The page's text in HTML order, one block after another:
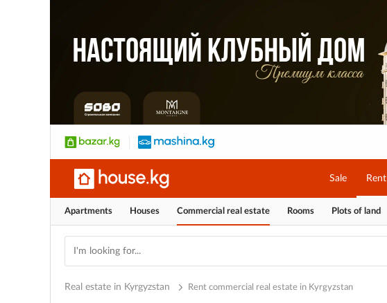
Sale Rent
Apartments Houses Commercial real estate Rooms Plots of land
Real estate in Kyrgyzstan Rent commercial real estate in Kyrgyzstan